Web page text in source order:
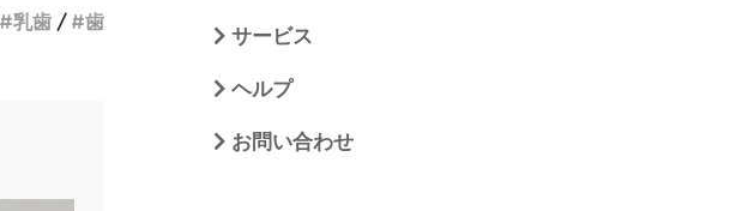
乳歯 歯
サービス
ヘルプ
お問い合わせ